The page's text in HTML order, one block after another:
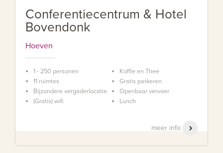
Conferentiecentrum & Hotel
Bovendonk
Hoeven
1 - 250 personen
11 ruimtes
Bijzondere vergaderlocatie
(Gratis) wifi
Koffie en Thee
Gratis parkeren
Openbaar vervoer
Lunch
meer info